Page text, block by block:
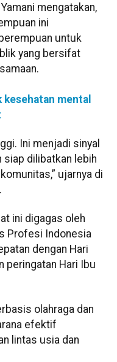
mengatakan,
ini
untuk
yang bersifat
mental
Ini menjadi sinyal
siap dilibatkan lebih
ujarnya di
ini digagas oleh
Profesi Indonesia
dengan Hari
peringatan Hari Ibu
olahraga dan
efektif
lintas usia dan